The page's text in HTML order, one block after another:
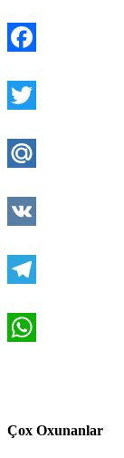
Çox Oxunanlar